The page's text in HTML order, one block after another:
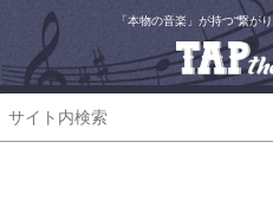
「本物の音楽」が持つ“繋が